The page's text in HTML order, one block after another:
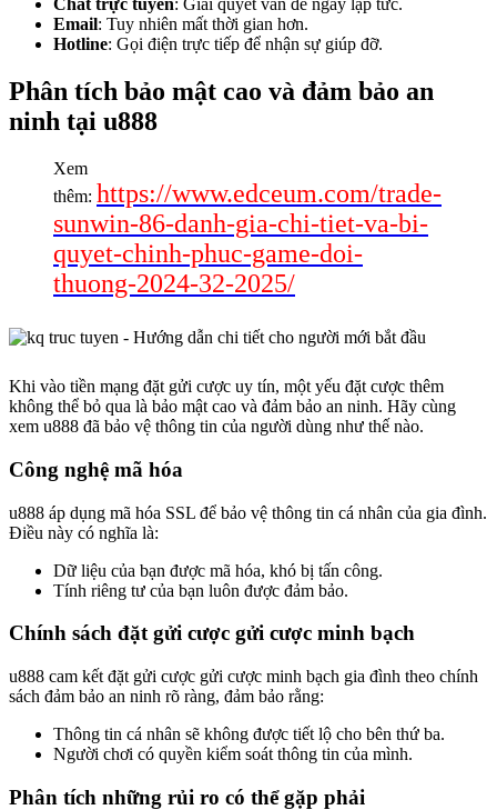
Chat trực tuyến: Giải quyết vấn đề ngay lập tức.
Email: Tuy nhiên mất thời gian hơn.
Hotline: Gọi điện trực tiếp để nhận sự giúp đỡ.
Phân tích bảo mật cao và đảm bảo an
ninh tại u888
Xem
thêm: https://www.edceum.com/trade-
sunwin-86-danh-gia-chi-tiet-va-bi-
quyet-chinh-phuc-game-doi-
thuong-2024-32-2025/
Khi vào tiền mạng đặt gửi cược uy tín, một yếu đặt cược thêm
không thể bỏ qua là bảo mật cao và đảm bảo an ninh. Hãy cùng
xem u888 đã bảo vệ thông tin của người dùng như thế nào.
Công nghệ mã hóa
u888 áp dụng mã hóa SSL để bảo vệ thông tin cá nhân của gia đình.
Điều này có nghĩa là:
Dữ liệu của bạn được mã hóa, khó bị tấn công.
Tính riêng tư của bạn luôn được đảm bảo.
Chính sách đặt gửi cược gửi cược minh bạch
u888 cam kết đặt gửi cược gửi cược minh bạch gia đình theo chính
sách đảm bảo an ninh rõ ràng, đảm bảo rằng:
Thông tin cá nhân sẽ không được tiết lộ cho bên thứ ba.
Người chơi có quyền kiểm soát thông tin của mình.
Phân tích những rủi ro có thể gặp phải